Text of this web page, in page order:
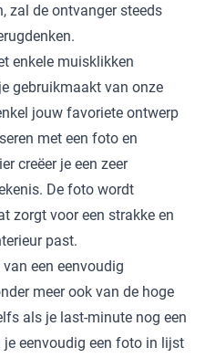
zal de ontvanger steeds
enkele muisklikken
gebruikmaakt van onze
jouw favoriete ontwerp
met een foto en
creëer je een zeer
De foto wordt
zorgt voor een strakke en
past.
een eenvoudig
meer ook van de hoge
als je last-minute nog een
eenvoudig een foto in lijst